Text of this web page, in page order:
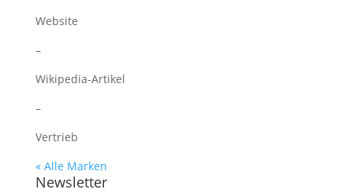
Website
–
Wikipedia-Artikel
–
Vertrieb
« Alle Marken
Newsletter